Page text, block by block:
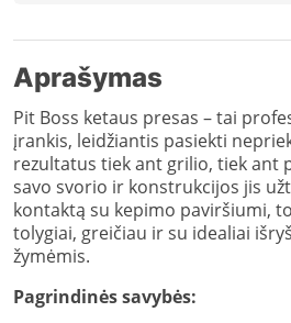
Aprašymas
Pit Boss ketaus presas – tai
įrankis, leidžiantis pasiekti
rezultatus tiek ant grilio, tiek ant
savo svorio ir konstrukcijos jis
kontaktą su kepimo paviršiumi,
tolygiai, greičiau ir su idealiai
žymėmis.
Pagrindinės savybės: